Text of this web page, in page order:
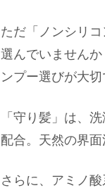
ただ「ノンシリ
選んでいません
ンプー選びが大切
「守り髪」は、
配合。天然の界面
さらに、アミノ